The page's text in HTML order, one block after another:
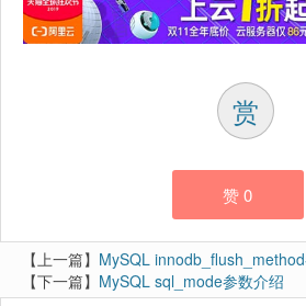
赏
赞0
【上一篇】 MySQL
【下一篇】 MySQL sql_mode参数介绍